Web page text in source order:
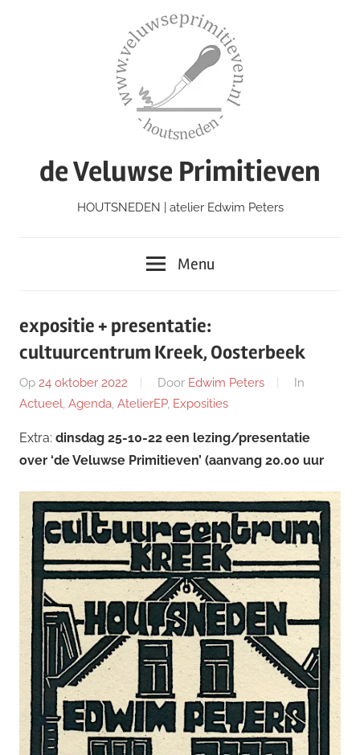
de Veluwse Primitieven
HOUTSNEDEN | atelier Edwim Peters
Menu
expositie + presentatie:
cultuurcentrum Kreek, Oosterbeek
Op 24 oktober 2022 Door Edwim Peters
In
Actueel, Agenda, AtelierEP, Exposities
Extra: dinsdag 25-10-22 een lezing/presentatie
over ‘de Veluwse Primitieven’ (aanvang 20.00 uur